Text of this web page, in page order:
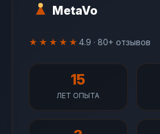
MetaVo
★★★★★ 4.9 · 80+ отзывов
15
ЛЕТ ОПЫТА